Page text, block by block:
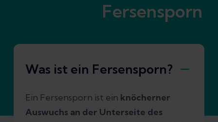
Fersensporn
Was ist ein Fersensporn?
Ein Fersensporn ist ein knöcherner
Auswuchs an der Unterseite des